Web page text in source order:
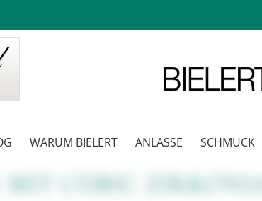
WARUM BIELERT ANLÄSSE SCHMUCK
MIT CUBIC ZIRKONIA